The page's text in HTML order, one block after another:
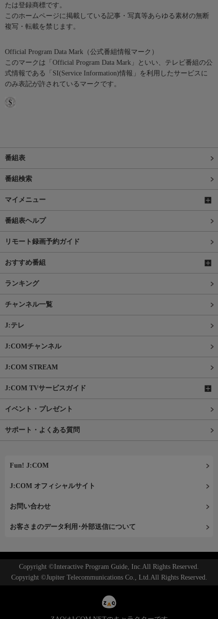
たは登録商標です。
このホームページに掲載している記事・写真等あらゆる素材の無断
複写・転載を禁じます。
Official Program Data Mark（公式番組情報マーク）
このマークは「Official Program Data Mark」といい、テレビ番組の公
式情報である「SI(Service Information)情報」を利用したサービスに
のみ表記が許されているマークです。
番組表
番組検索
マイメニュー
番組表ヘルプ
リモート録画予約ガイド
おすすめ番組
ランキング
チャンネル一覧
J:テレ
J:COMチャンネル
J:COM STREAM
J:COM TVサービスガイド
イベント・プレゼント
サポート・よくある質問
Fun! J:COM
J:COM オフィシャルサイト
お問い合わせ
お客さまのデータ利用･外部送信について
Copyright ©Interactive Program Guide, Inc.All Rights Reserved.
Copyright ©Jupiter Telecommunications Co., Ltd.All Rights Reserved.